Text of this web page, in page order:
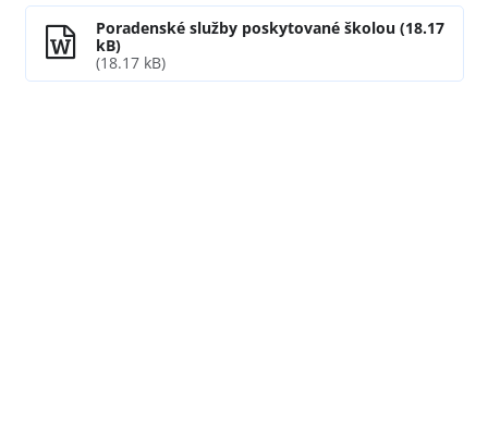
Poradenské služby poskytované školou (18.17
kB)
(18.17 kB)